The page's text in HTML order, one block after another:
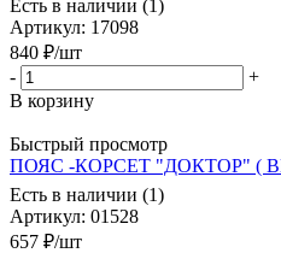
Есть в наличии (1)
Артикул: 17098
840 ₽/шт
-
+
В корзину
Быстрый просмотр
ПОЯС -КОРСЕТ "ДОКТОР" (
Есть в наличии (1)
Артикул: 01528
657 ₽/шт